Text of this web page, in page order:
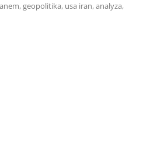
geopolitika, usa iran, analyza,